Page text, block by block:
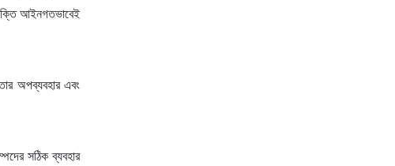
আইনগতভাবেই
অপব্যবহার এবং
সঠিক ব্যবহার